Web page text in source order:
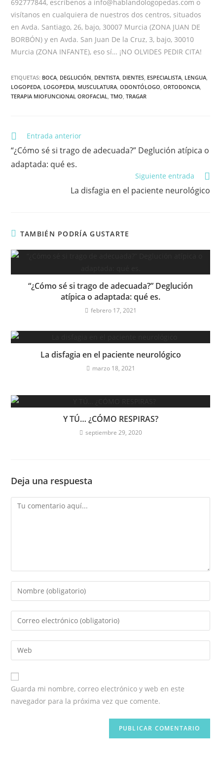
692777844, escríbenos a info@hablandologopedas.com o
visítanos en cualquiera de nuestros dos centros, situados
en Avda. Santiago, 26, bajo, 30007 Murcia (ZONA JUAN DE
BORBÓN) y en Avda. San Juan De la Cruz, 3, bajo, 30010
Murcia (ZONA INFANTE), eso sí… ¡NO OLVIDES PEDIR CITA!
ETIQUETAS: BOCA DEGLUCIÓN DENTISTA DIENTES ESPECIALISTA LENGUA
LOGOPEDA LOGOPEDIA MUSCULATURA ODONTÓLOGO ORTODONCIA
TERAPIA MIOFUNCIONAL OROFACIAL
TMO TRAGAR
Leer
artículos
Entrada anterior
“¿Cómo sé si trago de adecuada?” Deglución atípica o
adaptada: qué es.
Siguiente entrada
La disfagia en el paciente neurológico
TAMBIÉN PODRÍA GUSTARTE
“¿Cómo sé si trago de adecuada?” Deglución
atípica o adaptada: qué es.
febrero 17, 2021
La disfagia en el paciente neurológico
marzo 18, 2021
Y TÚ… ¿CÓMO RESPIRAS?
septiembre 29, 2020
Deja una respuesta
Comentario
Introduce
tu
nombre
de
usuario
para
comentar
Introduce
tu
dirección
de
electrónico
para
comentar
Introduce
la
URL
de
Guarda mi nombre, correo electrónico y web en este
navegador para la próxima vez que comente.